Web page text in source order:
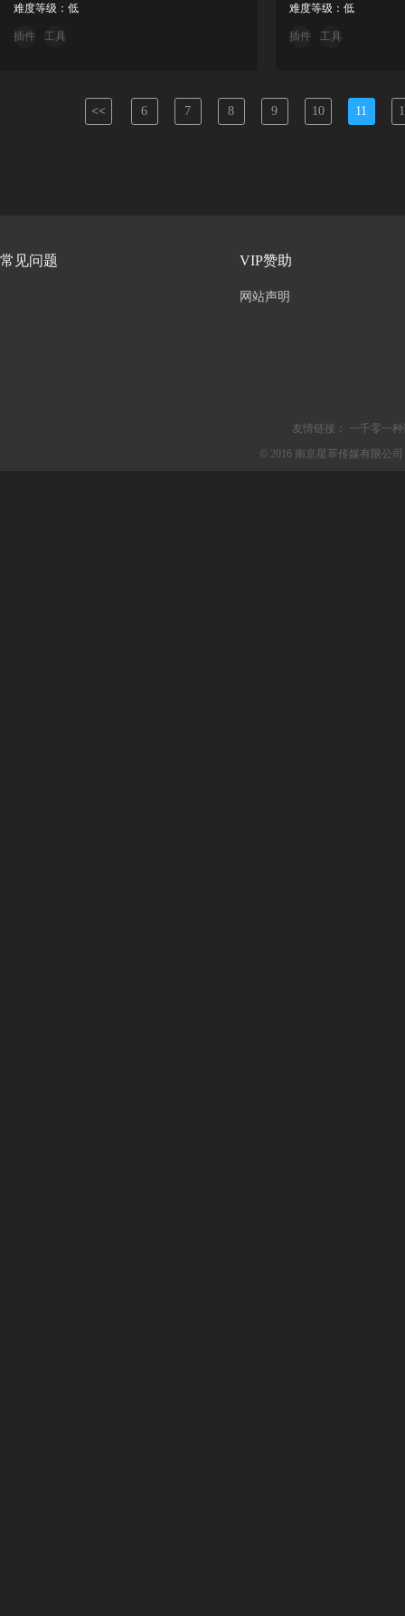
难度等级：低
插件 工具
难度等级：低
插件 工具
<< 6 7 8 9 10 11
常见问题 VIP赞助
网站声明
友情链接：
一千零一
© 2016 南京星萃传媒有限公司